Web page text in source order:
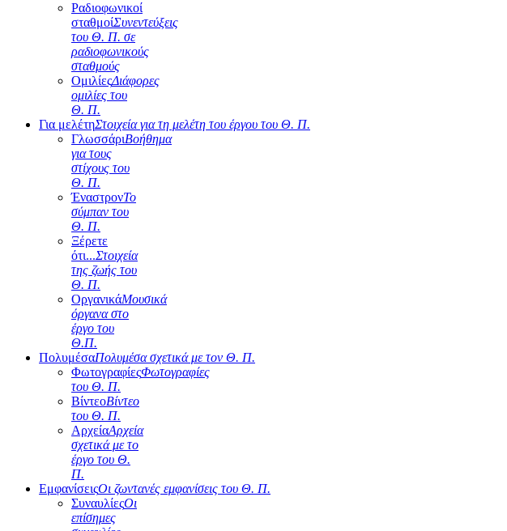
Ραδιοφωνικοί
σταθμοίΣυνεντεύξεις
του Θ. Π. σε
ραδιοφωνικούς
σταθμούς
ΟμιλίεςΔιάφορες
ομιλίες του
Θ. Π.
Για μελέτηΣτοιχεία για τη μελέτη του έργου του Θ. Π.
ΓλωσσάριΒοήθημα
για τους
στίχους του
Θ. Π.
ΈναστρονΤο
σύμπαν του
Θ. Π.
Ξέρετε
ότι...Στοιχεία
της ζωής του
Θ. Π.
ΟργανικάΜουσικά
όργανα στο
έργο του
Θ.Π.
ΠολυμέσαΠολυμέσα σχετικά με τον Θ. Π.
ΦωτογραφίεςΦωτογραφίες
του Θ. Π.
ΒίντεοΒίντεο
του Θ. Π.
ΑρχείαΑρχεία
σχετικά με το
έργο του Θ.
Π.
ΕμφανίσειςΟι ζωντανές εμφανίσεις του Θ. Π.
ΣυναυλίεςΟι
επίσημες